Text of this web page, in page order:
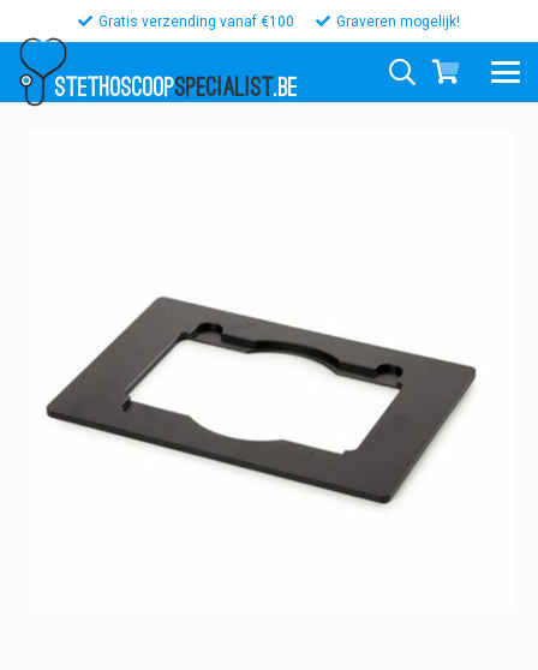
Gratis verzending vanaf €100 Graveren mogelijk!
STETHOSCOOPSPECIALIST.BE